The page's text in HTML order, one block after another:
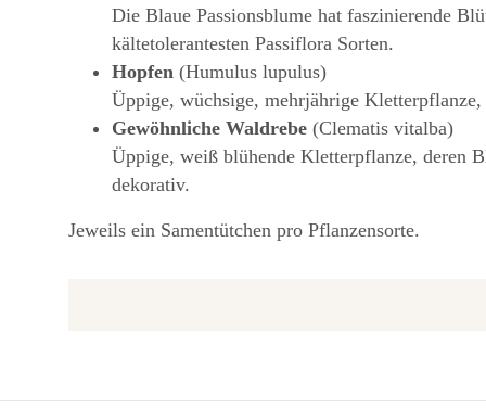
Die Blaue Passionsblume hat faszinierende
kältetolerantesten Passiflora Sorten.
Hopfen (Humulus lupulus)
Üppige, wüchsige, mehrjährige
Gewöhnliche Waldrebe (Clematis vitalba)
Üppige, weiß blühende Kletterpflanze, deren
dekorativ.
Jeweils ein Samentütchen pro Pflanzensorte.